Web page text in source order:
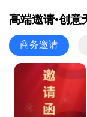
高端邀请•创意
商务邀请